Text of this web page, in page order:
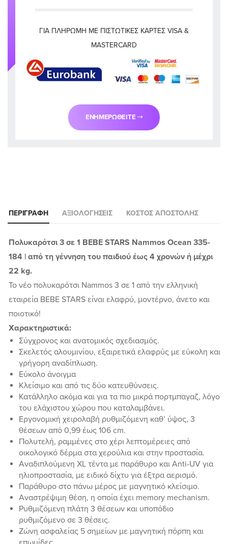
ΓΙΑ ΠΛΗΡΩΜΉ ΜΕ ΠΙΣΤΩΤΙΚΈΣ ΚΆΡΤΕΣ VISA &
MASTERCARD
ΕΝΗΜΕΡΩΘΕΊΤΕ
ΠΕΡΙΓΡΑΦΉ ΑΞΙΟΛΟΓΉΣΕΙΣ ΚΌΣΤΟΣ ΑΠΟΣΤΟΛΉΣ
Πολυκαρότσι 3 σε 1 BEBE STARS Nammos Ocean 335-
184 | από τη γέννηση του παιδιού έως 4 χρονών ή μέχρι
22 kg.
Το νέο πολυκαρότσι Nammos 3 σε 1 από την ελληνική
εταιρεία BEBE STARS είναι ελαφρύ, μοντέρνο, άνετο και
ποιοτικό!
Χαρακτηριστικά:
Σύγχρονος και ανατομικός σχεδιασμός.
Σκελετός αλουμινίου, εξαιρετικά ελαφρύς με εύκολη και
γρήγορη αναδίπλωση.
Εύκολο άνοιγμα
Kλείσιμο και από τις δύο κατευθύνσεις.
Κατάλληλο ακόμα και για τα πιο μικρά πορτμπαγαζ, λόγο
του ελάχιστου χώρου που καταλαμβάνει.
Εργονομική χειρολαβή ρυθμιζόμενη καθ’ ύψος, 3
θέσεων από 0,99 έως 106 cm.
Πολυτελή, ραμμένες στο χέρι λεπτομέρειες από
οικολογικό δέρμα στα χερούλια και στην προστασία.
Αναδιπλούμενη XL τέντα με παράθυρο και Anti-UV για
ηλιοπροστασία, με ειδικό δίχτυ για έξτρα αερισμό.
Παράθυρο στο πάνω μέρος με μαγνητικό κλείσιμο.
Αναστρέψιμη θέση, η οποία έχει memory mechanism.
Ρυθμιζόμενη πλάτη 3 θέσεων και υποπόδιο
ρυθμιζόμενο σε 3 θέσεις.
Ζώνη ασφαλείας 5 σημείων με μαγνητική πόρπη και